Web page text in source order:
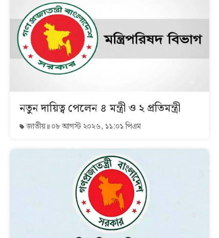
নতুন দায়িত্ব পেলেন ৪ মন্ত্রী ও ২ প্রতিমন্ত্রী
জাতীয় ০৮ আগস্ট ২০২৬, ১১:০১ পিএম